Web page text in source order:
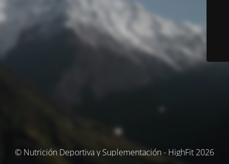
© Nutrición Deportiva y Suplementación - HighFit 2026